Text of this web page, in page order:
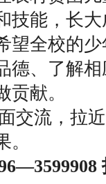
技能，长
望全校的
德、了解
做贡献。
交流，拉